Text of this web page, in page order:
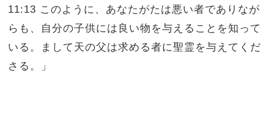
11:13 このように、あなたがたは悪い者でありなが
らも、自分の子供には良い物を与えることを知って
いる。まして天の父は求める者に聖霊を与えてくだ
さる。」